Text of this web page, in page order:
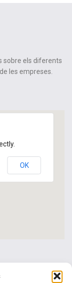
sobre els diferents
les empreses.
OK